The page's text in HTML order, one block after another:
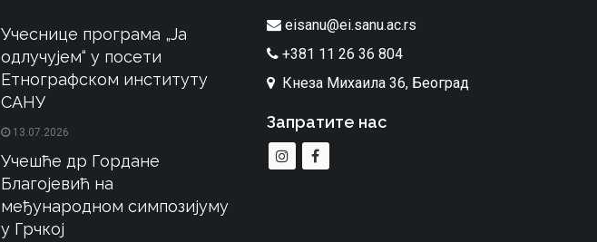
Учеснице програма „Ја
одлучујем“ у посети
Етнографском институту
САНУ
13.07.2026
Учешће др Гордане
Благојевић на
међународном симпозијуму
у Грчкој
eisanu@ei.sanu.ac.rs
+381 11 26 36 804
Кнеза Михаила 36, Београд
Запратите нас